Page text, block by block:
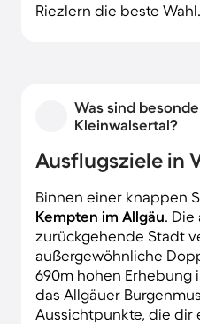
Riezlern die beste Wahl.
Was sind
Kleinwalsertal?
Ausflugsziele in
Binnen einer knappen
Kempten im Allgäu. Die
zurückgehende Stadt
außergewöhnliche
690m hohen
das Allgäuer
Aussichtpunkte, die dir